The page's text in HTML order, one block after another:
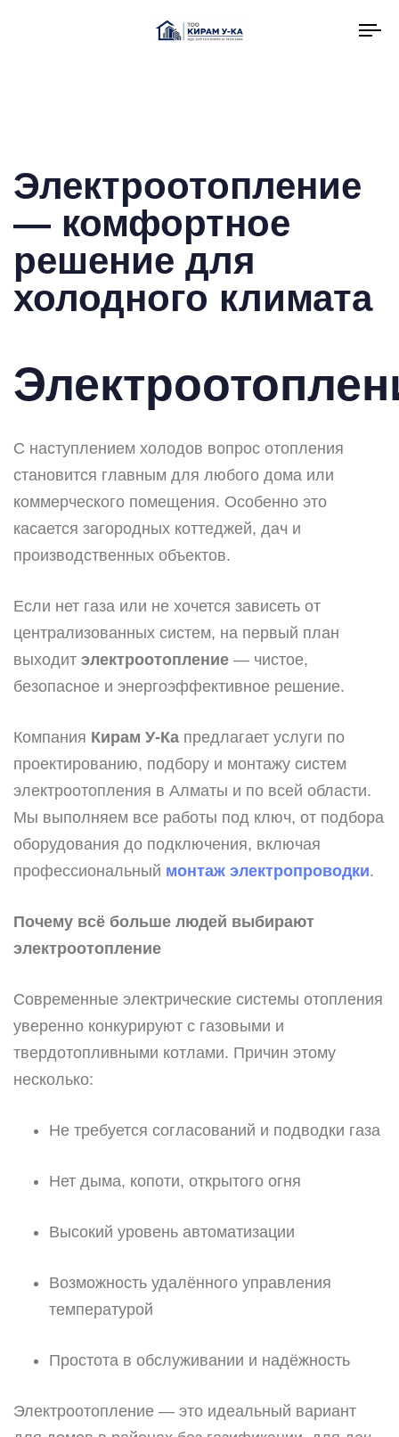
Электроотопление
— комфортное
решение для
холодного климата
С наступлением холодов вопрос отопления
становится главным для любого дома или
коммерческого помещения. Особенно это
касается загородных коттеджей, дач и
производственных объектов.
Если нет газа или не хочется зависеть от
централизованных систем, на первый план
выходит электроотопление — чистое,
безопасное и энергоэффективное решение.
Компания Кирам У-Ка предлагает услуги по
проектированию, подбору и монтажу систем
электроотопления в Алматы и по всей области.
Мы выполняем все работы под ключ, от подбора
оборудования до подключения, включая
профессиональный монтаж электропроводки.
Почему всё больше людей выбирают
электроотопление
Современные электрические системы отопления
уверенно конкурируют с газовыми и
твердотопливными котлами. Причин этому
несколько:
Не требуется согласований и подводки газа
Нет дыма, копоти, открытого огня
Высокий уровень автоматизации
Возможность удалённого управления
температурой
Простота в обслуживании и надёжность
Электроотопление — это идеальный вариант